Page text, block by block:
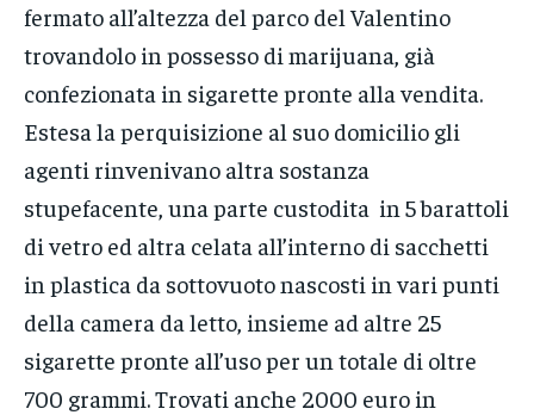
fermato all’altezza del parco del Valentino
trovandolo in possesso di marijuana, già
confezionata in sigarette pronte alla vendita.
Estesa la perquisizione al suo domicilio gli
agenti rinvenivano altra sostanza
stupefacente, una parte custodita in 5 barattoli
di vetro ed altra celata all’interno di sacchetti
in plastica da sottovuoto nascosti in vari punti
della camera da letto, insieme ad altre 25
sigarette pronte all’uso per un totale di oltre
700 grammi. Trovati anche 2000 euro in